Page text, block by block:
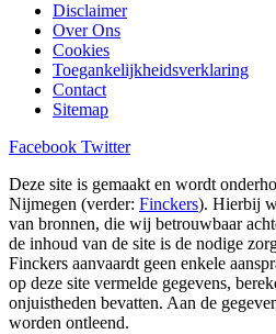
Disclaimer
Over Ons
Cookies
Toegankelijkheidsverklaring
Contact
Sitemap
Facebook Twitter
Deze site is gemaakt en wordt
Nijmegen (verder: Finckers). Hierbij
van bronnen, die wij betrouwbaar
de inhoud van de site is de nodige
Finckers aanvaardt geen enkele
op deze site vermelde gegevens,
onjuistheden bevatten. Aan de
worden ontleend.